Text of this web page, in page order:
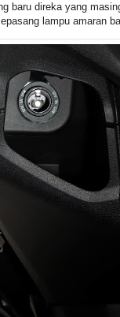
baru direka yang
lampu amaran